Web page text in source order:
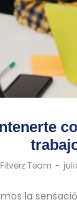
by
Fitverz Team
la